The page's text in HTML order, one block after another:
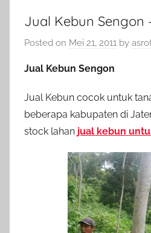
Jual Kebun Sengon
Posted on Mei 21, 2011 by
Jual Kebun Sengon
Jual Kebun cocok untuk
beberapa kabupaten di
stock lahan jual kebun